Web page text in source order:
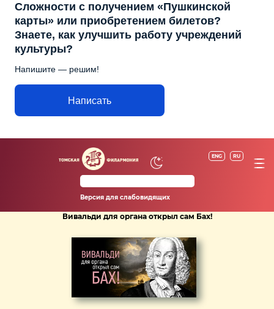
Сложности с получением «Пушкинской
карты» или приобретением билетов?
Знаете, как улучшить работу учреждений
культуры?
Напишите — решим!
Написать
ENG RU
Версия для слабовидящих
Вивальди для органа открыл сам Бах!